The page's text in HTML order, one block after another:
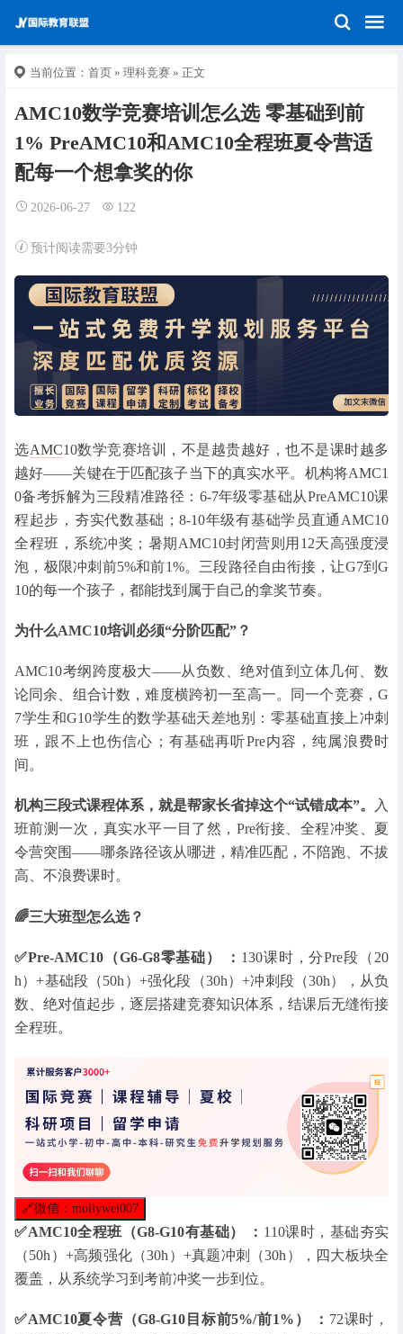
当前位置： 首页 » 理科竞赛 » 正文
AMC10数学竞赛培训怎么选 零基础到前
1% PreAMC10和AMC10全程班夏令营适
配每一个想拿奖的你
2026-06-27 122
预计阅读需要3分钟
选AMC10数学竞赛培训，不是越贵越好，也不是课时越多
越好——关键在于匹配孩子当下的真实水平。机构将AMC1
0备考拆解为三段精准路径：6-7年级零基础从PreAMC10课
程起步，夯实代数基础；8-10年级有基础学员直通AMC10
全程班，系统冲奖；暑期AMC10封闭营则用12天高强度浸
泡，极限冲刺前5%和前1%。三段路径自由衔接，让G7到G
10的每一个孩子，都能找到属于自己的拿奖节奏。
为什么AMC10培训必须“分阶匹配”？
AMC10考纲跨度极大——从负数、绝对值到立体几何、数
论同余、组合计数，难度横跨初一至高一。同一个竞赛，G
7学生和G10学生的数学基础天差地别：零基础直接上冲刺
班，跟不上也伤信心；有基础再听Pre内容，纯属浪费时
间。
机构三段式课程体系，就是帮家长省掉这个“试错成本”。
入
班前测一次，真实水平一目了然，Pre衔接、全程冲奖、夏
令营突围——哪条路径该从哪进，精准匹配，不陪跑、不拔
高、不浪费课时。
🌈三大班型怎么选？
✅Pre-AMC10（G6-G8零基础） ： 130课时，分Pre段（20
h）+基础段（50h）+强化段（30h）+冲刺段（30h），从负
数、绝对值起步，逐层搭建竞赛知识体系，结课后无缝衔接
全程班。
🔗微信：mollywei007
✅AMC10全程班（G8-G10有基础） ： 110课时，基础夯实
（50h）+高频强化（30h）+真题冲刺（30h），四大板块全
覆盖，从系统学习到考前冲奖一步到位。
✅AMC10夏令营（G8-G10目标前5%/前1%） ： 72课时，